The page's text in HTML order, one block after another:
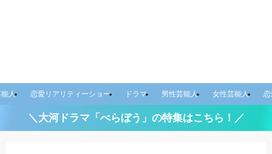
人 恋愛リアリティーショー ドラマ 男性芸能人 女性芸能人
＼大河ドラマ「べらぼう」の特集はこちら！／